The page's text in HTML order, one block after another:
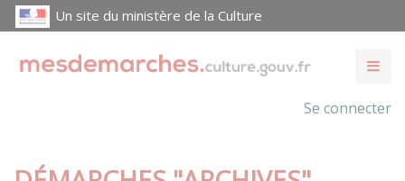
Un site du ministère de la Culture
Se connecter